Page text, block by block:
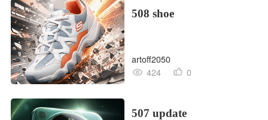
508 shoe
artoff2050
424
0
507 update